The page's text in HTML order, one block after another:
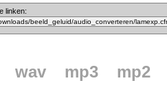
linken:
wav mp3 mp2